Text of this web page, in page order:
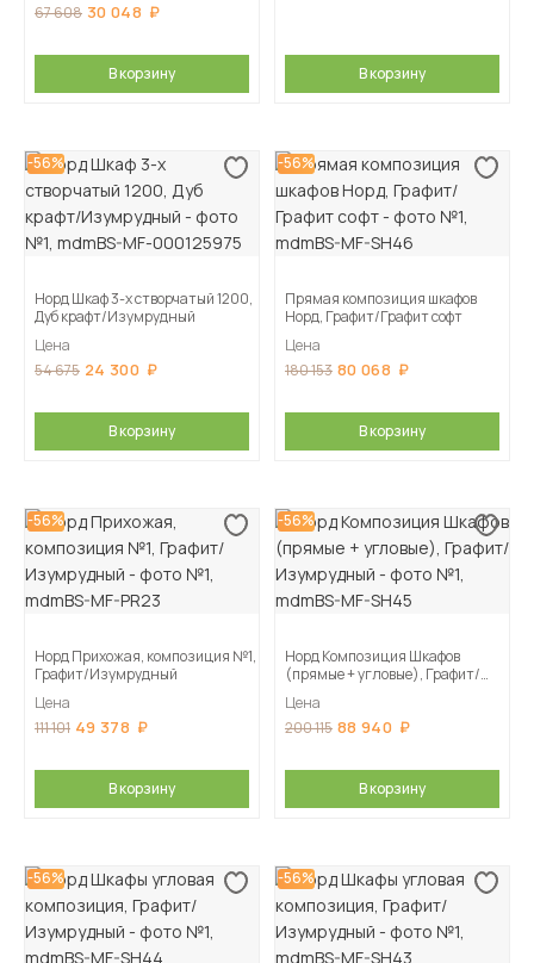
67 608 30 048
В корзину В корзину
-56%
Норд Шкаф 3-х створчатый 1200,
Дуб крафт/Изумрудный
Цена
54 675 24 300
В корзину
-56%
Прямая композиция шкафов
Норд, Графит/Графит софт
Цена
180 153 80 068
В корзину
-56%
Норд Прихожая, композиция №1,
Графит/Изумрудный
Цена
111 101 49 378
В корзину
-56%
Норд Композиция Шкафов
(прямые + угловые), Графит/
Цена
200 115 88 940
В корзину
-56% -56%